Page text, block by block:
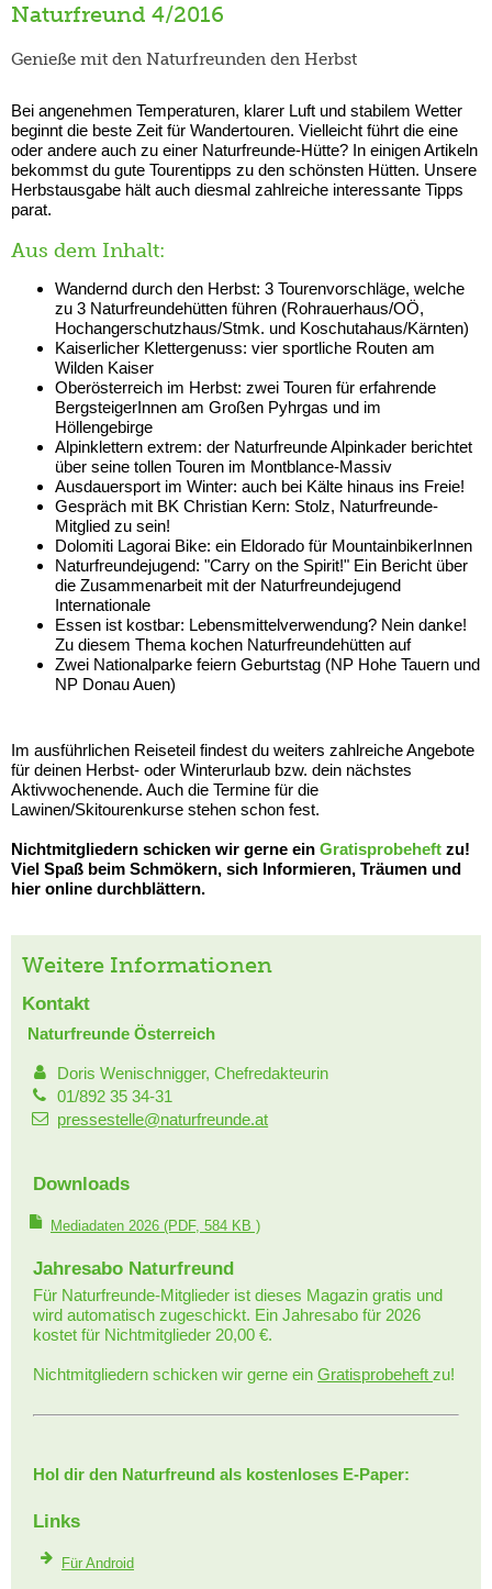
Naturfreund 4/2016
Genieße mit den Naturfreunden den Herbst
Bei angenehmen Temperaturen, klarer Luft und stabilem Wetter
beginnt die beste Zeit für Wandertouren. Vielleicht führt die eine
oder andere auch zu einer Naturfreunde-Hütte? In einigen Artikeln
bekommst du gute Tourentipps zu den schönsten Hütten. Unsere
Herbstausgabe hält auch diesmal zahlreiche interessante Tipps
parat.
Aus dem Inhalt:
Wandernd durch den Herbst: 3 Tourenvorschläge, welche
zu 3 Naturfreundehütten führen (Rohrauerhaus/OÖ,
Hochangerschutzhaus/Stmk. und Koschutahaus/Kärnten)
Kaiserlicher Klettergenuss: vier sportliche Routen am
Wilden Kaiser
Oberösterreich im Herbst: zwei Touren für erfahrende
BergsteigerInnen am Großen Pyhrgas und im
Höllengebirge
Alpinklettern extrem: der Naturfreunde Alpinkader berichtet
über seine tollen Touren im Montblance-Massiv
Ausdauersport im Winter: auch bei Kälte hinaus ins Freie!
Gespräch mit BK Christian Kern: Stolz, Naturfreunde-
Mitglied zu sein!
Dolomiti Lagorai Bike: ein Eldorado für MountainbikerInnen
Naturfreundejugend: "Carry on the Spirit!" Ein Bericht über
die Zusammenarbeit mit der Naturfreundejugend
Internationale
Essen ist kostbar: Lebensmittelverwendung? Nein danke!
Zu diesem Thema kochen Naturfreundehütten auf
Zwei Nationalparke feiern Geburtstag (NP Hohe Tauern und
NP Donau Auen)
Im ausführlichen Reiseteil findest du weiters zahlreiche Angebote
für deinen Herbst- oder Winterurlaub bzw. dein nächstes
Aktivwochenende. Auch die Termine für die
Lawinen/Skitourenkurse stehen schon fest.
Nichtmitgliedern schicken wir gerne ein Gratisprobeheft zu!
Viel Spaß beim Schmökern, sich Informieren, Träumen und
hier online durchblättern.
Weitere Informationen
Kontakt
Naturfreunde Österreich
Doris Wenischnigger, Chefredakteurin
01/892 35 34-31
pressestelle@naturfreunde.at
Downloads
Mediadaten 2026 (PDF, 584 KB )
Jahresabo Naturfreund
Für Naturfreunde-Mitglieder ist dieses Magazin gratis und
wird automatisch zugeschickt. Ein Jahresabo für 2026
kostet für Nichtmitglieder 20,00 €.
Nichtmitgliedern schicken wir gerne ein Gratisprobeheft zu!
Hol dir den Naturfreund als kostenloses E-Paper:
Links
Für Android